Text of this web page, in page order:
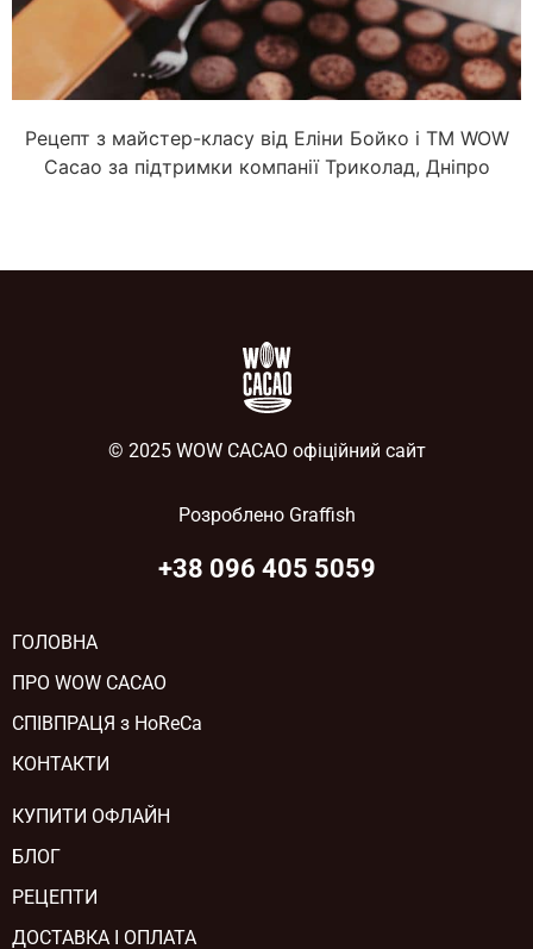
Рецепт з майстер-класу від Еліни Бойко і ТМ WOW
Cacao за підтримки компанії Триколад, Дніпро
© 2025 WOW CACAO офіційний сайт
Розроблено Graffish
+38 096 405 5059
ГОЛОВНА
ПРО WOW CACAO
СПІВПРАЦЯ з HoReCa
КОНТАКТИ
КУПИТИ ОФЛАЙН
БЛОГ
РЕЦЕПТИ
ДОСТАВКА І ОПЛАТА